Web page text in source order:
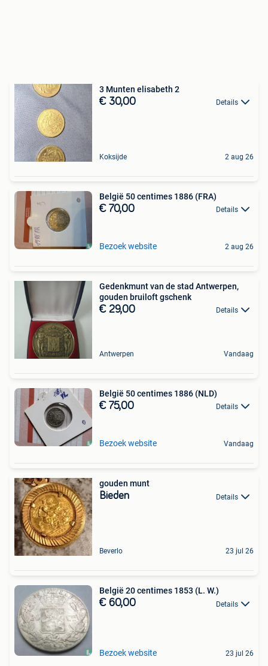
3 Munten elisabeth 2
€ 30,00 Details
Koksijde 2 aug 26
België 50 centimes 1886 (FRA)
€ 70,00 Details
Bezoek website 2 aug 26
Gedenkmunt van de stad Antwerpen,
gouden bruiloft gschenk
€ 29,00 Details
Antwerpen Vandaag
België 50 centimes 1886 (NLD)
€ 75,00 Details
Bezoek website Vandaag
gouden munt
Bieden Details
Beverlo 23 jul 26
België 20 centimes 1853 (L. W.)
€ 60,00 Details
Bezoek website 23 jul 26